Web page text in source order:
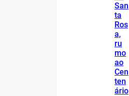
San
ta
Ros
a,
ru
mo
ao
Cen
ten
ário